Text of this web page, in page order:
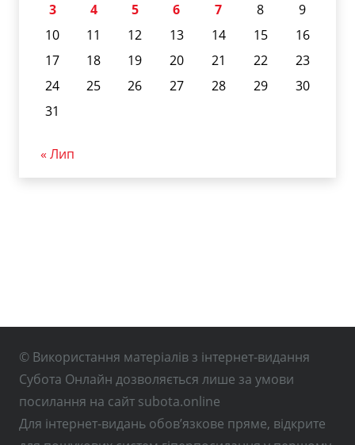
3
4 5 6 7 8
9
10
11 12 13 14 15
16
17
18 19 20 21 22
23
24
25 26 27 28 29
30
31
« Лип
© Використання матеріалів з інтернет-видання
Субота Онлайн дозволяється лише за умови
посилання на сайт subota.online
Для інтернет-видань обов’язкове пряме, відкрите